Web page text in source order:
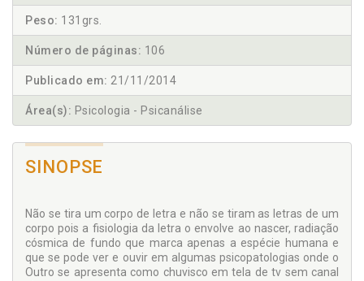
Peso: 131grs.
Número de páginas: 106
Publicado em: 21/11/2014
Área(s): Psicologia - Psicanálise
SINOPSE
Não se tira um corpo de letra e não se tiram as letras de um
corpo pois a fisiologia da letra o envolve ao nascer, radiação
cósmica de fundo que marca apenas a espécie humana e
que se pode ver e ouvir em algumas psicopatologias onde o
Outro se apresenta como chuvisco em tela de tv sem canal